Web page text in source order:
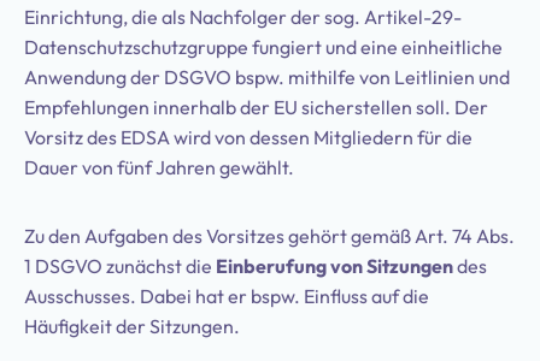
Einrichtung, die als Nachfolger der sog. Artikel-29-
Datenschutzschutzgruppe fungiert und eine einheitliche
Anwendung der DSGVO bspw. mithilfe von Leitlinien und
Empfehlungen innerhalb der EU sicherstellen soll. Der
Vorsitz des EDSA wird von dessen Mitgliedern für die
Dauer von fünf Jahren gewählt.
Zu den Aufgaben des Vorsitzes gehört gemäß Art. 74 Abs.
1 DSGVO zunächst die Einberufung von Sitzungendes
Ausschusses. Dabei hat er bspw. Einfluss auf die
Häufigkeit der Sitzungen.